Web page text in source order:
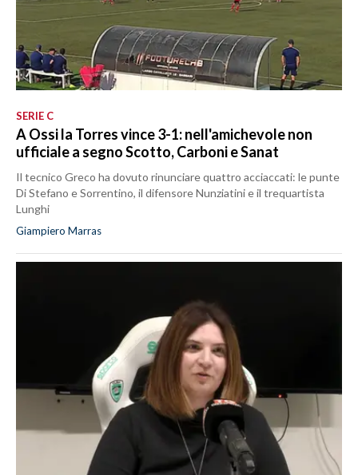
SERIE C
A Ossi la Torres vince 3-1: nell'amichevole non
ufficiale a segno Scotto, Carboni e Sanat
Il tecnico Greco ha dovuto rinunciare quattro acciaccati: le punte
Di Stefano e Sorrentino, il difensore Nunziatini e il trequartista
Lunghi
Giampiero Marras